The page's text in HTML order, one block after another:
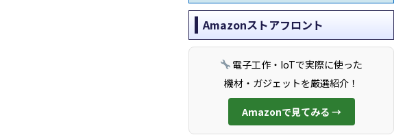
Amazonストアフロント
電子工作・IoTで実際に使った
機材・ガジェットを厳選紹介！
Amazonで見てみる →